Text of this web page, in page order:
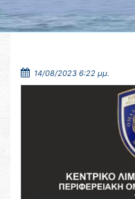
14/08/2023 6:22 μμ.